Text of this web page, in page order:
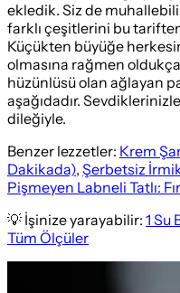
ekledik. Siz de
farklı çeşitlerini bu
Küçükten büyüğe
olmasına rağmen
hüzünlüsü olan ağlayan
aşağıdadır.
dileğiyle.
Benzer lezzetler: Krem
Dakikada), Şerbetsiz
Pişmeyen Labneli Tatlı:
💡 İşinize yarayabilir: 1 Su
Tüm Ölçüler